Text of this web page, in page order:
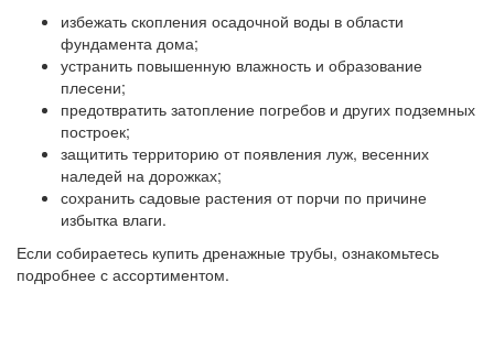
избежать скопления осадочной воды в области
фундамента дома;
устранить повышенную влажность и образование
плесени;
предотвратить затопление погребов и других подземных
построек;
защитить территорию от появления луж, весенних
наледей на дорожках;
сохранить садовые растения от порчи по причине
избытка влаги.
Если собираетесь купить дренажные трубы, ознакомьтесь
подробнее с ассортиментом.